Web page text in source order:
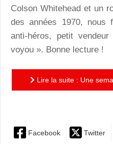
Colson Whitehead et un
des années 1970, nous
anti-héros, petit
voyou ». Bonne lecture !
Lire la suite : Une
Facebook Twitter